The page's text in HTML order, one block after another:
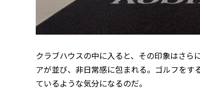
クラブハウスの中に入ると、その印象はさら
アが並び、非日常感に包まれる。ゴルフを
ているような気分になるのだ。